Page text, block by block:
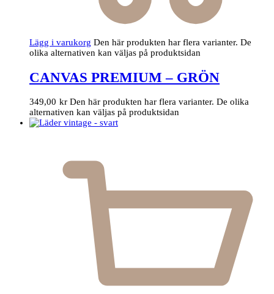
Lägg i varukorg Den här produkten har flera varianter. De
olika alternativen kan väljas på produktsidan
CANVAS PREMIUM – GRÖN
349,00 kr Den här produkten har flera varianter. De olika
alternativen kan väljas på produktsidan